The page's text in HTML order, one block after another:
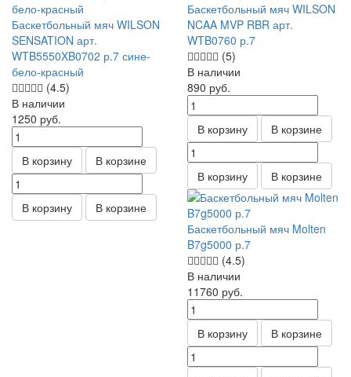
Баскетбольный мяч WILSON
SENSATION арт.
WTB5550XB0702 р.7 сине-
бело-красный
(4.5)
В наличии
1250 руб.
В корзину В корзине
В корзину В корзине
Баскетбольный мяч WILSON
NCAA MVP RBR арт.
WTB0760 р.7
(5)
В наличии
890 руб.
В корзину В корзине
В корзину В корзине
Баскетбольный мяч Molten
B7g5000 р.7
(4.5)
В наличии
11760 руб.
В корзину В корзине